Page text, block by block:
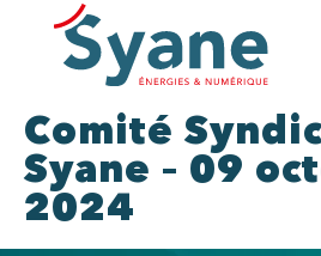
Comité
Syane – 09
2024